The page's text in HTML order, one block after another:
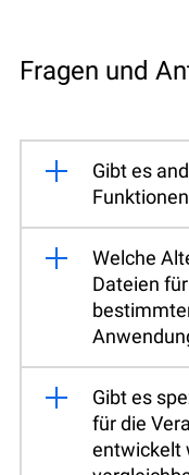
Fragen und
Gibt es
Welche
Dateien
Gibt es
für die
entwickelt